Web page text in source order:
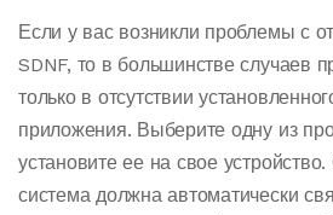
Если у вас возникли проблемы с
SDNF, то в большинстве случаев
только в отсутствии
приложения. Выберите одну из
установите ее на свое
система должна автоматически